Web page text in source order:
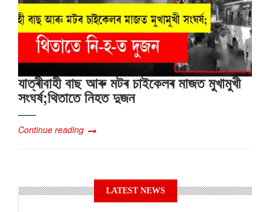
যাত্ৰীবাহী বাছ আৰু মটৰ চাইকেলৰ মাজত মুখামুখী
সংঘৰ্ষ;থিতাতে নিহত দুজন
Continue reading
LATEST NEWS